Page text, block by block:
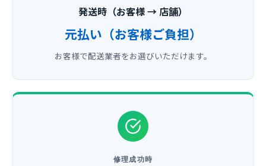
発送時（お客様 → 店舗）
元払い（お客様ご負担）
お客様で配送業者をお選びいただけます。
修理成功時